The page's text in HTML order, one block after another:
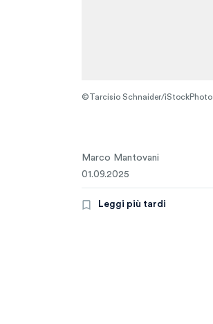
©Tarcisio Schnaider/iStockPhoto
Marco Mantovani
01.09.2025
Leggi più tardi